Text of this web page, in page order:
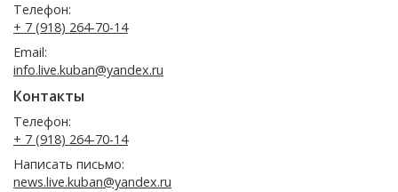
Телефон:
+ 7 (918) 264-70-14
Email:
info.live.kuban@yandex.ru
Контакты
Телефон:
+ 7 (918) 264-70-14
Написать письмо:
news.live.kuban@yandex.ru